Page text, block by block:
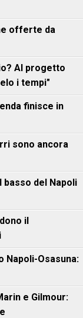
offerte da
Al progetto
i tempi"
finisce in
sono ancora
basso del Napoli
il
Napoli-Osasuna:
e Gilmour: